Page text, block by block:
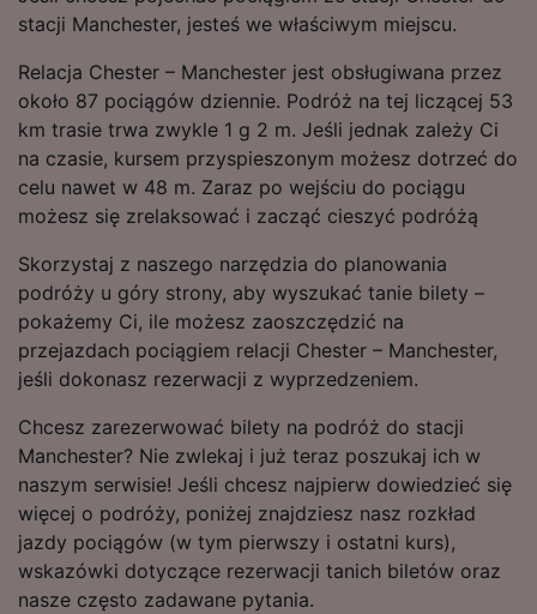
stacji Manchester, jesteś we właściwym miejscu.
Relacja Chester – Manchester jest obsługiwana przez
około 87 pociągów dziennie. Podróż na tej liczącej 53
km trasie trwa zwykle 1 g 2 m. Jeśli jednak zależy Ci
na czasie, kursem przyspieszonym możesz dotrzeć do
celu nawet w 48 m. Zaraz po wejściu do pociągu
możesz się zrelaksować i zacząć cieszyć podróżą
Skorzystaj z naszego narzędzia do planowania
podróży u góry strony, aby wyszukać tanie bilety –
pokażemy Ci, ile możesz zaoszczędzić na
przejazdach pociągiem relacji Chester – Manchester,
jeśli dokonasz rezerwacji z wyprzedzeniem.
Chcesz zarezerwować bilety na podróż do stacji
Manchester? Nie zwlekaj i już teraz poszukaj ich w
naszym serwisie! Jeśli chcesz najpierw dowiedzieć się
więcej o podróży, poniżej znajdziesz nasz rozkład
jazdy pociągów (w tym pierwszy i ostatni kurs),
wskazówki dotyczące rezerwacji tanich biletów oraz
nasze często zadawane pytania.